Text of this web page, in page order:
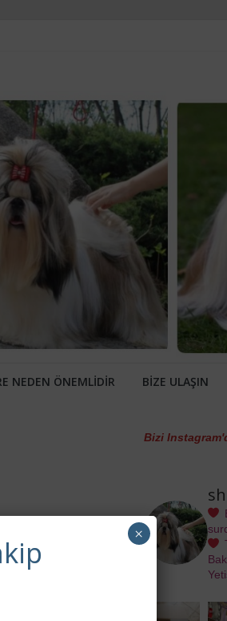
NEDEN ÖNEMLİDİR BIZE ULAŞIN
Bizi
×